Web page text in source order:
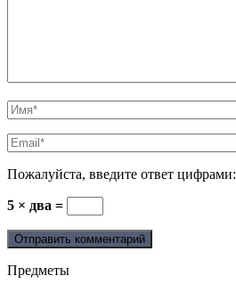
Пожалуйста, введите ответ цифрами:
5 × два =
Предметы